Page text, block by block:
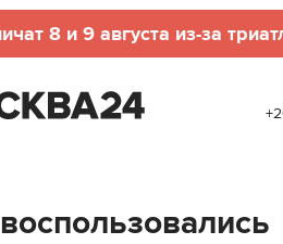
8 и 9 августа из-за